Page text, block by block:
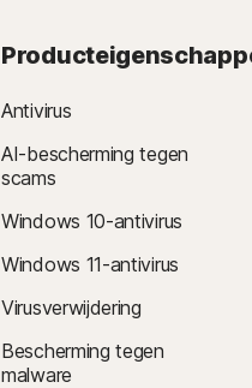
Antivirus
AI-bescherming tegen
scams
Windows 10-antivirus
Windows 11-antivirus
Virusverwijdering
Bescherming tegen
malware